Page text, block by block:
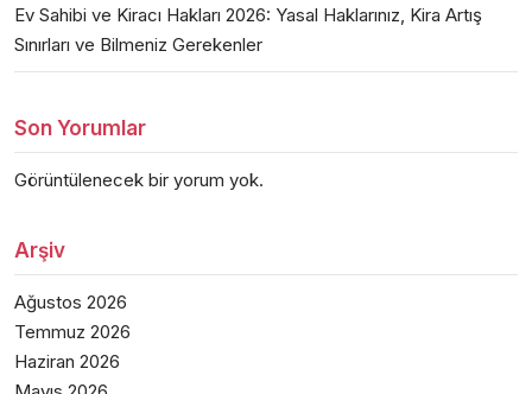
Ev Sahibi ve Kiracı Hakları 2026: Yasal Haklarınız, Kira Artış
Sınırları ve Bilmeniz Gerekenler
Son Yorumlar
Görüntülenecek bir yorum yok.
Arşiv
Ağustos 2026
Temmuz 2026
Haziran 2026